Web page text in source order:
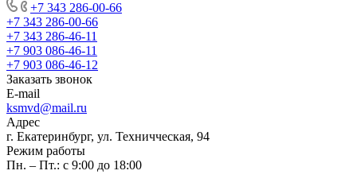
+7 343 286-00-66
+7 343 286-00-66
+7 343 286-46-11
+7 903 086-46-11
+7 903 086-46-12
Заказать звонок
E-mail
ksmvd@mail.ru
Адрес
г. Екатеринбург, ул. Техничческая, 94
Режим работы
Пн. – Пт.: с 9:00 до 18:00